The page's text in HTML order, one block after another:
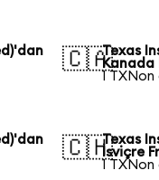
🇨🇦Texas
Kanada
1
🇨🇭Texas
İsviçre
1 TXNon